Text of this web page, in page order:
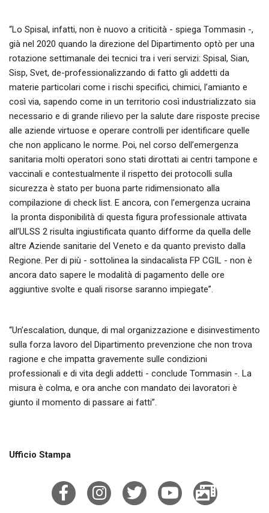
“Lo Spisal, infatti, non è nuovo a criticità - spiega Tommasin -,
già nel 2020 quando la direzione del Dipartimento optò per una
rotazione settimanale dei tecnici tra i veri servizi: Spisal, Sian,
Sisp, Svet, de-professionalizzando di fatto gli addetti da
materie particolari come i rischi specifici, chimici, l’amianto e
così via, sapendo come in un territorio così industrializzato sia
necessario e di grande rilievo per la salute dare risposte precise
alle aziende virtuose e operare controlli per identificare quelle
che non applicano le norme. Poi, nel corso dell’emergenza
sanitaria molti operatori sono stati dirottati ai centri tampone e
vaccinali e contestualmente il rispetto dei protocolli sulla
sicurezza è stato per buona parte ridimensionato alla
compilazione di check list. E ancora, con l’emergenza ucraina
la pronta disponibilità di questa figura professionale attivata
all’ULSS 2 risulta ingiustificata quanto difforme da quella delle
altre Aziende sanitarie del Veneto e da quanto previsto dalla
Regione. Per di più - sottolinea la sindacalista FP CGIL - non è
ancora dato sapere le modalità di pagamento delle ore
aggiuntive svolte e quali risorse saranno impiegate”.
“Un’escalation, dunque, di mal organizzazione e disinvestimento
sulla forza lavoro del Dipartimento prevenzione che non trova
ragione e che impatta gravemente sulle condizioni
professionali e di vita degli addetti - conclude Tommasin -. La
misura è colma, e ora anche con mandato dei lavoratori è
giunto il momento di passare ai fatti”.
Ufficio Stampa